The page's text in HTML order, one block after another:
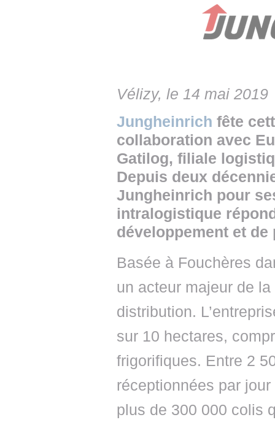
TOUTES LES INTERVIEWS
👉 PRENDRE LA PAROLE •
👉
Vélizy, le 14 mai 2019
Jungheinrich fête
collaboration avec
Gatilog, filiale
Depuis deux
Jungheinrich pour
intralogistique
développement et
Basée à Fouchères
un acteur majeur de
distribution.
sur 10 hectares,
frigorifiques. Entre 2
réceptionnées par
plus de 300 000 colis